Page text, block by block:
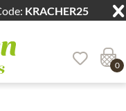
KRACHER25
springen
0